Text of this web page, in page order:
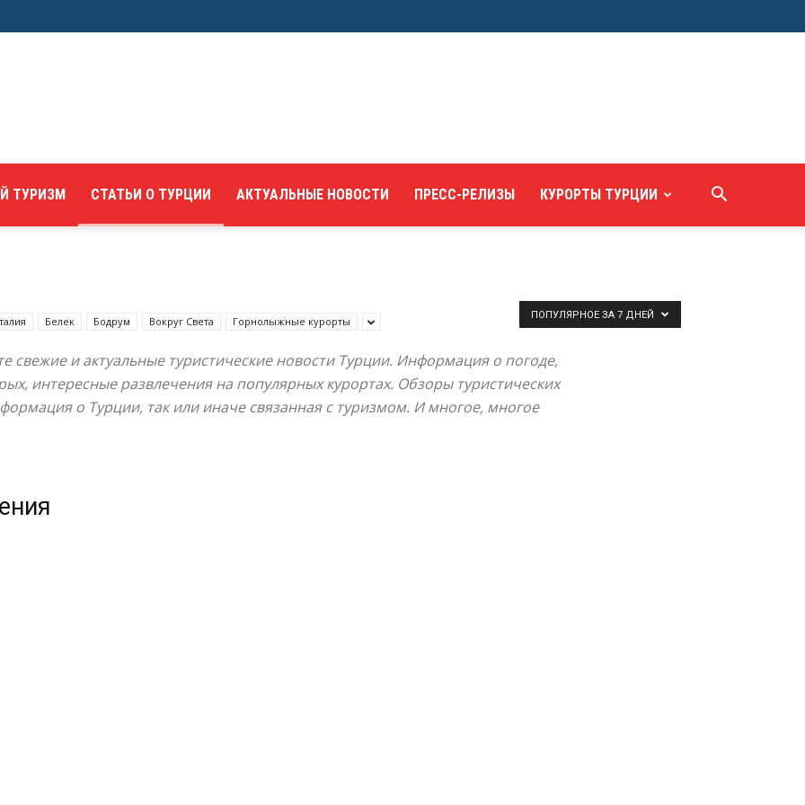
ТУРИЗМ СТАТЬИ О ТУРЦИИ АКТУАЛЬНЫЕ НОВОСТИ ПРЕСС-РЕЛИЗЫ КУРОРТЫ ТУРЦИИ
Белек Бодрум Вокруг Света Горнолыжные курорты
свежие и актуальные туристические новости Турции. Информация о погоде,
интересные развлечения на популярных курортах. Обзоры туристических
о Турции, так или иначе связанная с туризмом. И многое, многое
ПОПУЛЯРНОЕ ЗА 7 ДНЕЙ